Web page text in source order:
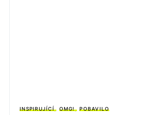
INSPIRUJÍCÍ OMG! POBAVILO